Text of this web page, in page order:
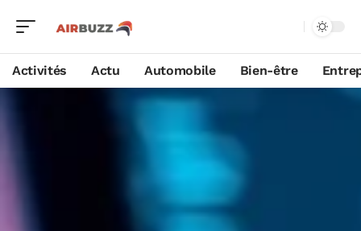
Activités Actu Automobile Bien-être